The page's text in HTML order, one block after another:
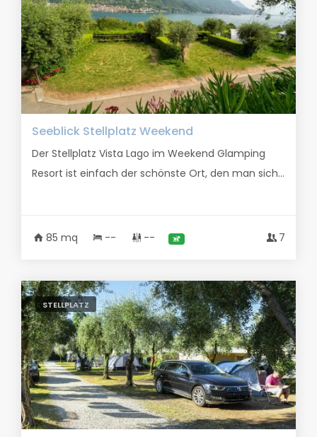
Seeblick Stellplatz Weekend
Der Stellplatz Vista Lago im Weekend Glamping
Resort ist einfach der schönste Ort, den man sich...
85 mq -- -- 7
STELLPLATZ